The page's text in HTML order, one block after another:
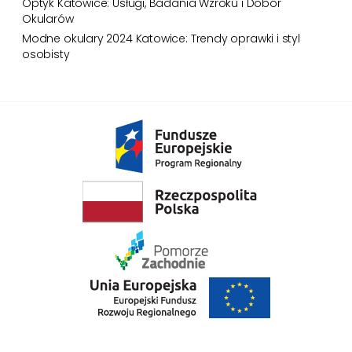
wygodne!
Optyk Katowice: Usługi, Badania Wzroku i Dobór
Okularów
Modne okulary 2024 Katowice: Trendy oprawki i styl
osobisty